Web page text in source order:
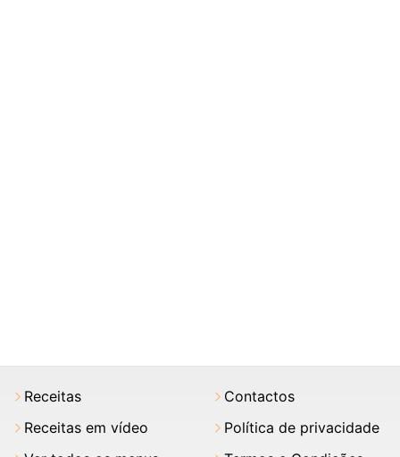
Receitas
Receitas em vídeo
Contactos
Política de privacidade